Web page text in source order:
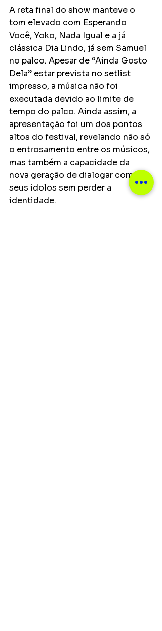
A reta final do show manteve o
tom elevado com Esperando
Você, Yoko, Nada Igual e a já
clássica Dia Lindo, já sem Samuel
no palco. Apesar de “Ainda Gosto
Dela” estar prevista no setlist
impresso, a música não foi
executada devido ao limite de
tempo do palco. Ainda assim, a
apresentação foi um dos pontos
altos do festival, revelando não só
o entrosamento entre os músicos,
mas também a capacidade da
nova geração de dialogar com
seus ídolos sem perder a
identidade.